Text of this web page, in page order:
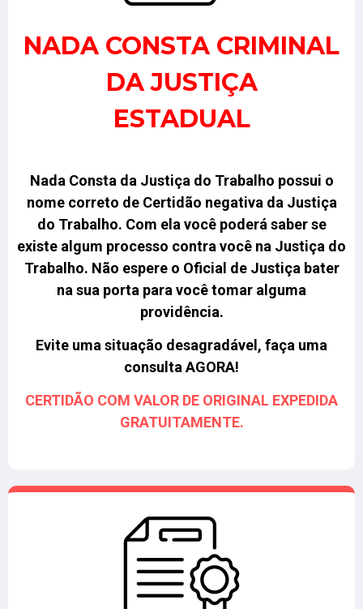
NADA CONSTA CRIMINAL
DA JUSTIÇA
ESTADUAL
Nada Consta da Justiça do Trabalho possui o
nome correto de Certidão negativa da Justiça
do Trabalho. Com ela você poderá saber se
existe algum processo contra você na Justiça do
Trabalho. Não espere o Oficial de Justiça bater
na sua porta para você tomar alguma
providência.
Evite uma situação desagradável, faça uma
consulta AGORA!
CERTIDÃO COM VALOR DE ORIGINAL EXPEDIDA
GRATUITAMENTE.